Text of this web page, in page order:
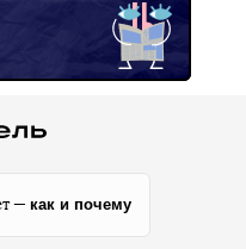
— как и почему